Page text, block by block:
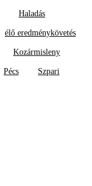
Haladás
élő eredménykövetés
Kozármisleny
Pécs Szpari